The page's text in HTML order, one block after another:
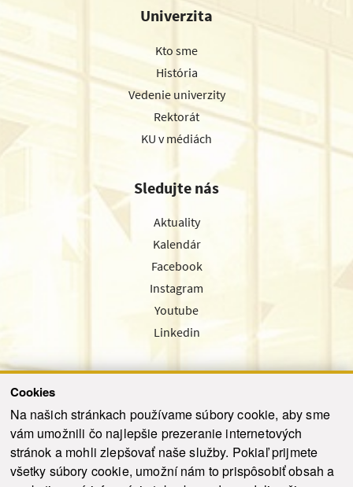
Cookies
Na našich stránkach používame súbory cookie, aby sme
vám umožnili čo najlepšie prezeranie internetových
stránok a mohli zlepšovať naše služby. Pokiaľ prijmete
všetky súbory cookie, umožní nám to prispôsobiť obsah a
Univerzita
Kto sme
História
Vedenie univerzity
Rektorát
KU v médiách
Sledujte nás
Aktuality
Kalendár
Facebook
Instagram
Youtube
Linkedin